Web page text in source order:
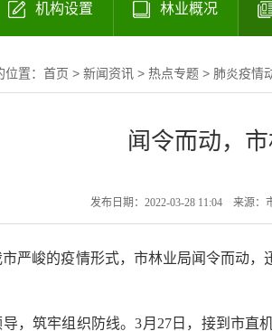
机构设置 林业概况
置： 首页 > 新闻资讯 > 热点专题 > 肺炎疫情
闻令而动，
发布日期：2022-03-28 11:04 来源：
市严峻的疫情形式，市林业局闻令而动
，筑牢组织防线。3月27日，接到市直